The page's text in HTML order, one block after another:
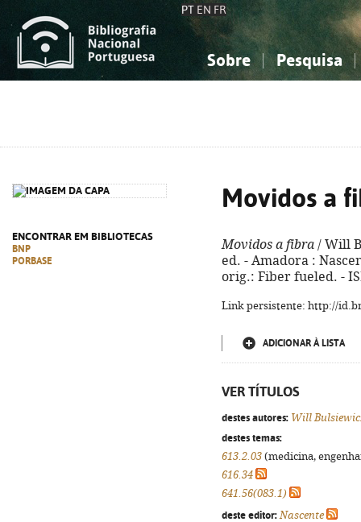
PT EN FR
Sobre Pesquisa
ENCONTRAR EM BIBLIOTECAS
BNP
PORBASE
Movidos a
Movidos a fibra / Will
ed. - Amadora :
orig.: Fiber fueled. -
Link persistente: http://
ADICIONAR À LISTA
VER TÍTULOS
destes autores: Will
destes temas:
613.2.03 (medicina,
616.34
641.56(083.1)
deste editor: Nascente